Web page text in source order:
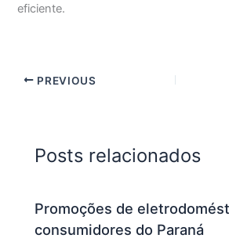
eficiente.
PREVIOUS
Posts relacionados
Promoções de
consumidores do Paraná